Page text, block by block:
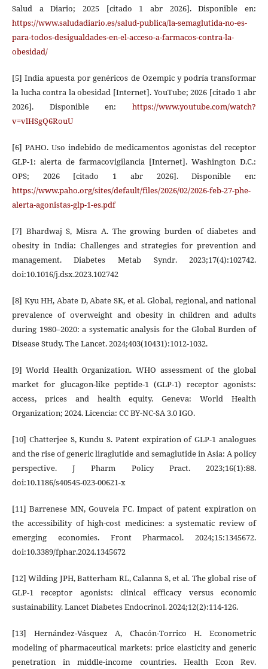
Salud a Diario; 2025 [citado 1 abr 2026]. Disponible en:
https://www.saludadiario.es/salud-publica/la-semaglutida-no-es-
para-todos-desigualdades-en-el-acceso-a-farmacos-contra-la-
obesidad/
[5] India apuesta por genéricos de Ozempic y podría transformar
la lucha contra la obesidad [Internet]. YouTube; 2026 [citado 1 abr
2026]. Disponible en:https://www.youtube.com/watch?
v=vlHSgQ6RouU
[6] PAHO. Uso indebido de medicamentos agonistas del receptor
GLP-1: alerta de farmacovigilancia [Internet]. Washington D.C.:
OPS; 2026 [citado 1 abr 2026]. Disponible en:
https://www.paho.org/sites/default/files/2026/02/2026-feb-27-phe-
alerta-agonistas-glp-1-es.pdf
[7] Bhardwaj S, Misra A. The growing burden of diabetes and
obesity in India: Challenges and strategies for prevention and
management. Diabetes Metab Syndr. 2023;17(4):102742.
doi:10.1016/j.dsx.2023.102742
[8] Kyu HH, Abate D, Abate SK, et al. Global, regional, and national
prevalence of overweight and obesity in children and adults
during 1980–2020: a systematic analysis for the Global Burden of
Disease Study. The Lancet. 2024;403(10431):1012-1032.
[9] World Health Organization. WHO assessment of the global
market for glucagon-like peptide-1 (GLP-1) receptor agonists:
access, prices and health equity. Geneva: World Health
Organization; 2024. Licencia: CC BY-NC-SA 3.0 IGO.
[10] Chatterjee S, Kundu S. Patent expiration of GLP-1 analogues
and the rise of generic liraglutide and semaglutide in Asia: A policy
perspective. J Pharm Policy Pract. 2023;16(1):88.
doi:10.1186/s40545-023-00621-x
[11] Barrenese MN, Gouveia FC. Impact of patent expiration on
the accessibility of high-cost medicines: a systematic review of
emerging economies. Front Pharmacol. 2024;15:1345672.
doi:10.3389/fphar.2024.1345672
[12] Wilding JPH, Batterham RL, Calanna S, et al. The global rise of
GLP-1 receptor agonists: clinical efficacy versus economic
sustainability. Lancet Diabetes Endocrinol. 2024;12(2):114-126.
[13] Hernández-Vásquez A, Chacón-Torrico H. Econometric
modeling of pharmaceutical markets: price elasticity and generic
penetration in middle-income countries. Health Econ Rev.